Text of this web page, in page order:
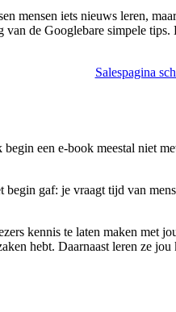
mensen iets nieuws leren,
de Googlebare simpele
Salespagina
een e-book meestal niet
begin gaf: je vraagt tijd van
kennis te laten maken met
hebt. Daarnaast leren ze